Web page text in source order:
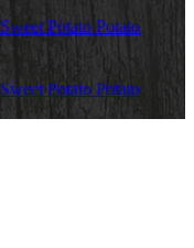
Sweet Potato Potato
Sweet Potato Potato